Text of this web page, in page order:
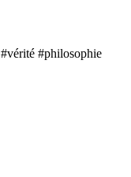
#vérité #philosophie